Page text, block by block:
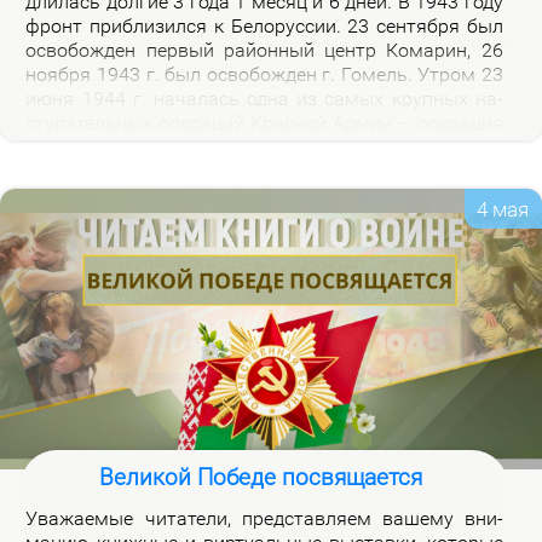
фронт при­бли­зил­ся к Бе­ло­рус­сии. 23 сен­тяб­ря был
осво­бож­ден пер­вый рай­он­ный центр Ко­ма­рин, 26
но­яб­ря 1943 г. был осво­бож­ден г. Го­мель. Утром 23
за­хват­чи­ков с тер­ри­то­рии Бе­ло­рус­сии.
4 мая
Великой Победе посвящается
Ува­жа­е­мые чи­та­те­ли, пред­став­ля­ем ва­ше­му вни­